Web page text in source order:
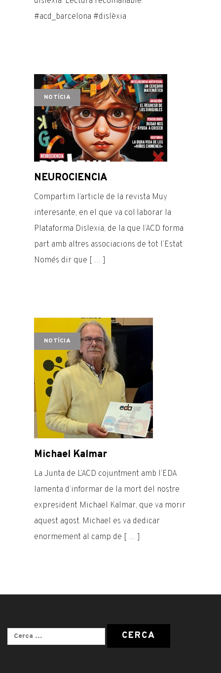
#acd_barcelona #dislèxia
NOTÍCIA
NEUROCIENCIA
Compartim l’article de la revista Muy
interesante, en el que va col·laborar la
Plataforma Dislexia, de la que l’ACD forma
part amb altres associacions de tot l’Estat.
Només dir que [ … ]
NOTÍCIA
Michael Kalmar
La Junta de L’ACD cojuntment amb l’EDA
lamenta d’informar de la mort del nostre
expresident Michael Kalmar, que va morir
aquest agost. Michael es va dedicar
enormement al camp de [ … ]
Cerca: